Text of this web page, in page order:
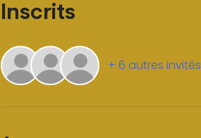
Inscrits
+ 6 autres invités